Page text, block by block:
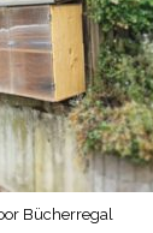
Bücherregal